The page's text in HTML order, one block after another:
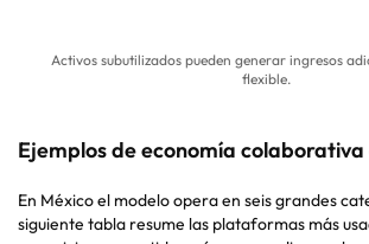
Activos subutilizados pueden generar ingresos
flexible.
Ejemplos de economía colaborativa
En México el modelo opera en seis grandes
siguiente tabla resume las plataformas más